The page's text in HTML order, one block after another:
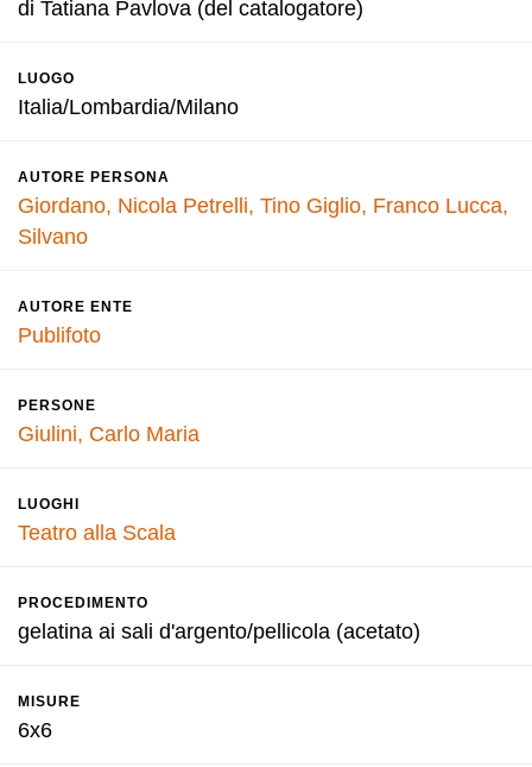
di Tatiana Pavlova (del catalogatore)
LUOGO
Italia/Lombardia/Milano
AUTORE PERSONA
Giordano, Nicola Petrelli, Tino Giglio, Franco Lucca,
Silvano
AUTORE ENTE
Publifoto
PERSONE
Giulini, Carlo Maria
LUOGHI
Teatro alla Scala
PROCEDIMENTO
gelatina ai sali d'argento/pellicola (acetato)
MISURE
6x6